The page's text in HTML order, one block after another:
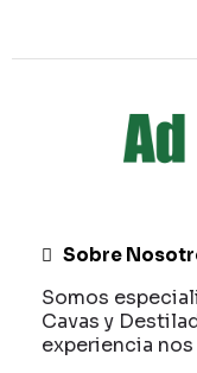
Sobre
Somos
Cavas y
experiencia